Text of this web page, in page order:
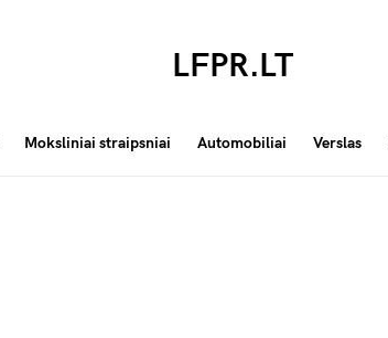
LFPR.LT
Moksliniai straipsniai Automobiliai Verslas